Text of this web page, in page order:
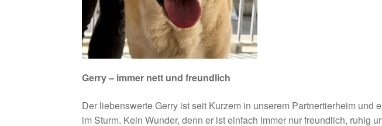
Gerry – immer nett und freundlich
Der liebenswerte Gerry ist seit Kurzem in unserem Partnertierheim und
im Sturm. Kein Wunder, denn er ist einfach immer nur freundlich, ruhig